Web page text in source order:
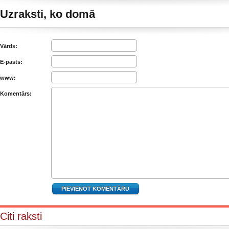
Uzraksti, ko domā
Vārds:
E-pasts:
www:
Komentārs:
Citi raksti